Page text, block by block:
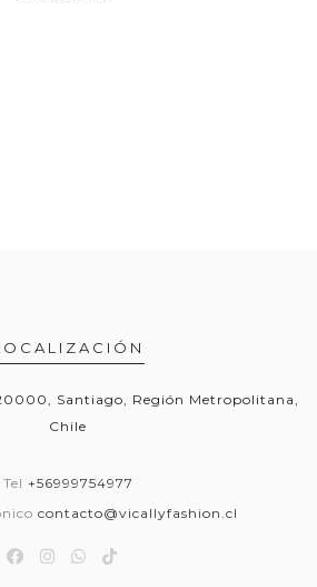
Santiago, Región Metropolitana,
Chile
Tel +56999754977
contacto@vicallyfashion.cl